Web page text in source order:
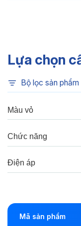
Chỉ số hoàn
3000lm(W)
Góc chiếu:
Thông số
Công suất:
Điều hướng:
Lựa chọn
Bộ lọc sản phẩm
Màu vỏ
Chức năng
Điện áp
Mã sản phẩm